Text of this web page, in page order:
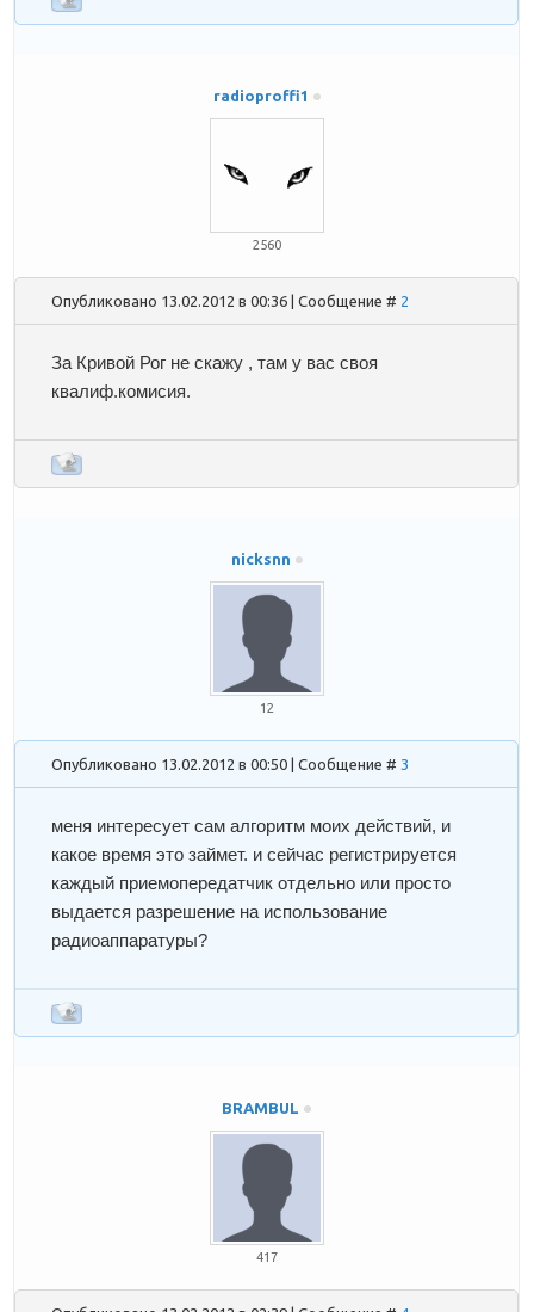
radioproffi1
2560
Опубликовано 13.02.2012 в 00:36 | Сообщение # 2
За Кривой Рог не скажу , там у вас своя
квалиф.комисия.
nicksnn
12
Опубликовано 13.02.2012 в 00:50 | Сообщение # 3
меня интересует сам алгоритм моих действий, и
какое время это займет. и сейчас регистрируется
каждый приемопередатчик отдельно или просто
выдается разрешение на использование
радиоаппаратуры?
BRAMBUL
417